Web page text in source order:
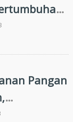
Tumpang
Pangan
Polsek